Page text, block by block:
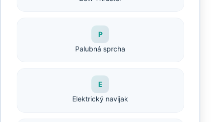
P
Palubná sprcha
E
Elektrický navijak